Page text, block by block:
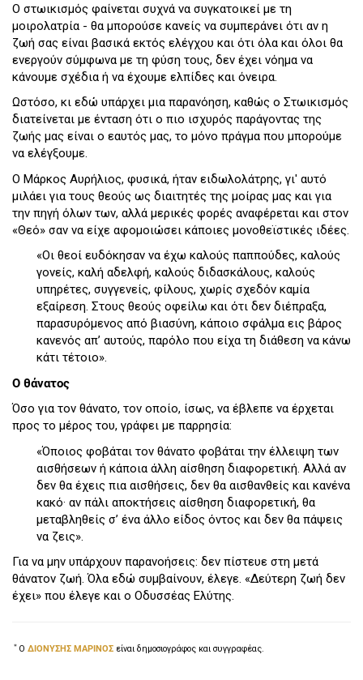
Ο στωικισμός φαίνεται συχνά να συγκατοικεί με τη
μοιρολατρία - θα μπορούσε κανείς να συμπεράνει ότι αν η
ζωή σας είναι βασικά εκτός ελέγχου και ότι όλα και όλοι θα
ενεργούν σύμφωνα με τη φύση τους, δεν έχει νόημα να
κάνουμε σχέδια ή να έχουμε ελπίδες και όνειρα.
Ωστόσο, κι εδώ υπάρχει μια παρανόηση, καθώς ο Στωικισμός
διατείνεται με ένταση ότι ο πιο ισχυρός παράγοντας της
ζωής μας είναι ο εαυτός μας, το μόνο πράγμα που μπορούμε
να ελέγξουμε.
Ο Μάρκος Αυρήλιος, φυσικά, ήταν ειδωλολάτρης, γι' αυτό
μιλάει για τους θεούς ως διαιτητές της μοίρας μας και για
την πηγή όλων των, αλλά μερικές φορές αναφέρεται και στον
«Θεό» σαν να είχε αφομοιώσει κάποιες μονοθεϊστικές ιδέες.
«Οι θεοί ευδόκησαν να έχω καλούς παππούδες, καλούς
γονείς, καλή αδελφή, καλούς διδασκάλους, καλούς
υπηρέτες, συγγενείς, φίλους, χωρίς σχεδόν καμία
εξαίρεση. Στους θεούς οφείλω και ότι δεν διέπραξα,
παρασυρόμενος από βιασύνη, κάποιο σφάλμα εις βάρος
κανενός απ’ αυτούς, παρόλο που είχα τη διάθεση να κάνω
κάτι τέτοιο».
Ο θάνατος
Όσο για τον θάνατο, τον οποίο, ίσως, να έβλεπε να έρχεται
προς το μέρος του, γράφει με παρρησία:
«Όποιος φοβάται τον θάνατο φοβάται την έλλειψη των
αισθήσεων ή κάποια άλλη αίσθηση διαφορετική. Αλλά αν
δεν θα έχεις πια αισθήσεις, δεν θα αισθανθείς και κανένα
κακό· αν πάλι αποκτήσεις αίσθηση διαφορετική, θα
μεταβληθείς σ’ ένα άλλο είδος όντος και δεν θα πάψεις
να ζεις».
Για να μην υπάρχουν παρανοήσεις: δεν πίστευε στη μετά
θάνατον ζωή. Όλα εδώ συμβαίνουν, έλεγε. «Δεύτερη ζωή δεν
έχει» που έλεγε και ο Οδυσσέας Ελύτης.
＊ Ο ΔΙΟΝΥΣΗΣ ΜΑΡΙΝΟΣ είναι δημοσιογράφος και συγγραφέας.